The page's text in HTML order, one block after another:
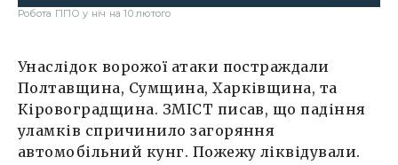
Робота ППО у ніч на 10 лютого
Унаслідок ворожої атаки постраждали
Полтавщина, Сумщина, Харківщина, та
Кіровоградщина. ЗМІСТ писав, що падіння
уламків спричинило загоряння
автомобільний кунг. Пожежу ліквідували.